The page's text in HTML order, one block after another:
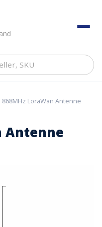
868MHz LoraWan Antenne
Antenne